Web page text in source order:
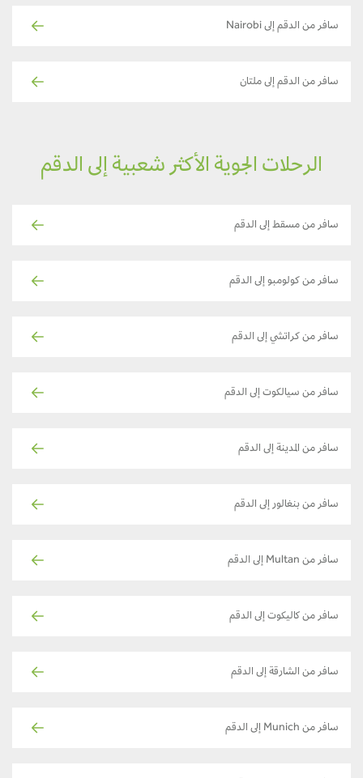
سافر من الدقم إلى Nairobi
سافر من الدقم إلى ملتان
الرحلات الجوية الأكثر شعبية إلى الدقم
سافر من مسقط إلى الدقم
سافر من كولومبو إلى الدقم
سافر من كراتشي إلى الدقم
سافر من سيالكوت إلى الدقم
سافر من المدينة إلى الدقم
سافر من بنغالور إلى الدقم
سافر من Multan إلى الدقم
سافر من كاليكوت إلى الدقم
سافر من الشارقة إلى الدقم
سافر من Munich إلى الدقم